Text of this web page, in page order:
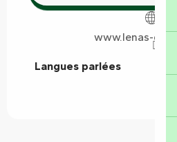
www.lenas-
Langues parlées
Langues parlées